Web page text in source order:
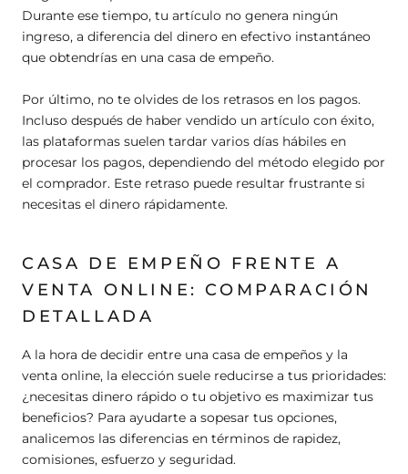
Durante ese tiempo, tu artículo no genera ningún
ingreso, a diferencia del dinero en efectivo instantáneo
que obtendrías en una casa de empeño.
Por último, no te olvides de los retrasos en los pagos.
Incluso después de haber vendido un artículo con éxito,
las plataformas suelen tardar varios días hábiles en
procesar los pagos, dependiendo del método elegido por
el comprador. Este retraso puede resultar frustrante si
necesitas el dinero rápidamente.
CASA DE EMPEÑO FRENTE A
VENTA ONLINE: COMPARACIÓN
DETALLADA
A la hora de decidir entre una casa de empeños y la
venta online, la elección suele reducirse a tus prioridades:
¿necesitas dinero rápido o tu objetivo es maximizar tus
beneficios? Para ayudarte a sopesar tus opciones,
analicemos las diferencias en términos de rapidez,
comisiones, esfuerzo y seguridad.